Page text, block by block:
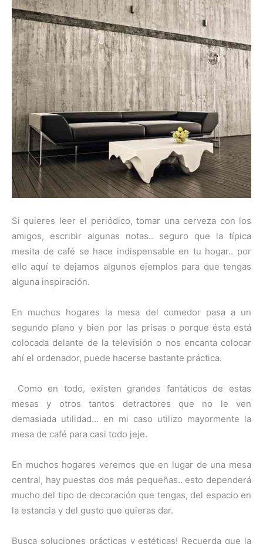
Si quieres leer el periódico, tomar una cerveza con los
amigos, escribir algunas notas.. seguro que la típica
mesita de café se hace indispensable en tu hogar.. por
ello aquí te dejamos algunos ejemplos para que tengas
alguna inspiración.
En muchos hogares la mesa del comedor pasa a un
segundo plano y bien por las prisas o porque ésta está
colocada delante de la televisión o nos encanta colocar
ahí el ordenador, puede hacerse bastante práctica.
Como en todo, existen grandes fantáticos de estas
mesas y otros tantos detractores que no le ven
demasiada utilidad… en mi caso utilizo mayormente la
mesa de café para casi todo jeje.
En muchos hogares veremos que en lugar de una mesa
central, hay puestas dos más pequeñas.. esto dependerá
mucho del tipo de decoración que tengas, del espacio en
la estancia y del gusto que quieras dar.
Busca soluciones prácticas y estéticas! Recuerda que la